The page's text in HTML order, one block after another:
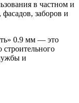
в частном и
заборов и
0.9 мм — это
и